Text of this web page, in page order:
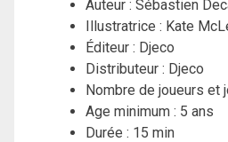
Auteur : Sébastien
Illustratrice : Kate
Éditeur : Djeco
Distributeur : Djeco
Nombre de joueurs et
Age minimum : 5 ans
Durée : 15 min